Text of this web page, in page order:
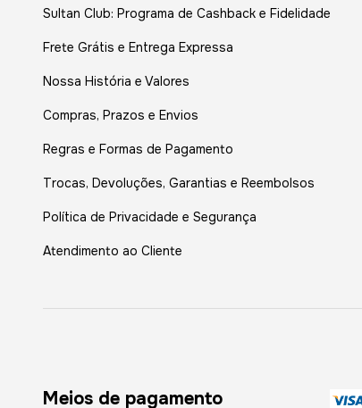
Sultan Club: Programa de Cashback e Fidelidade
Frete Grátis e Entrega Expressa
Nossa História e Valores
Compras, Prazos e Envios
Regras e Formas de Pagamento
Trocas, Devoluções, Garantias e Reembolsos
Política de Privacidade e Segurança
Atendimento ao Cliente
Meios de pagamento